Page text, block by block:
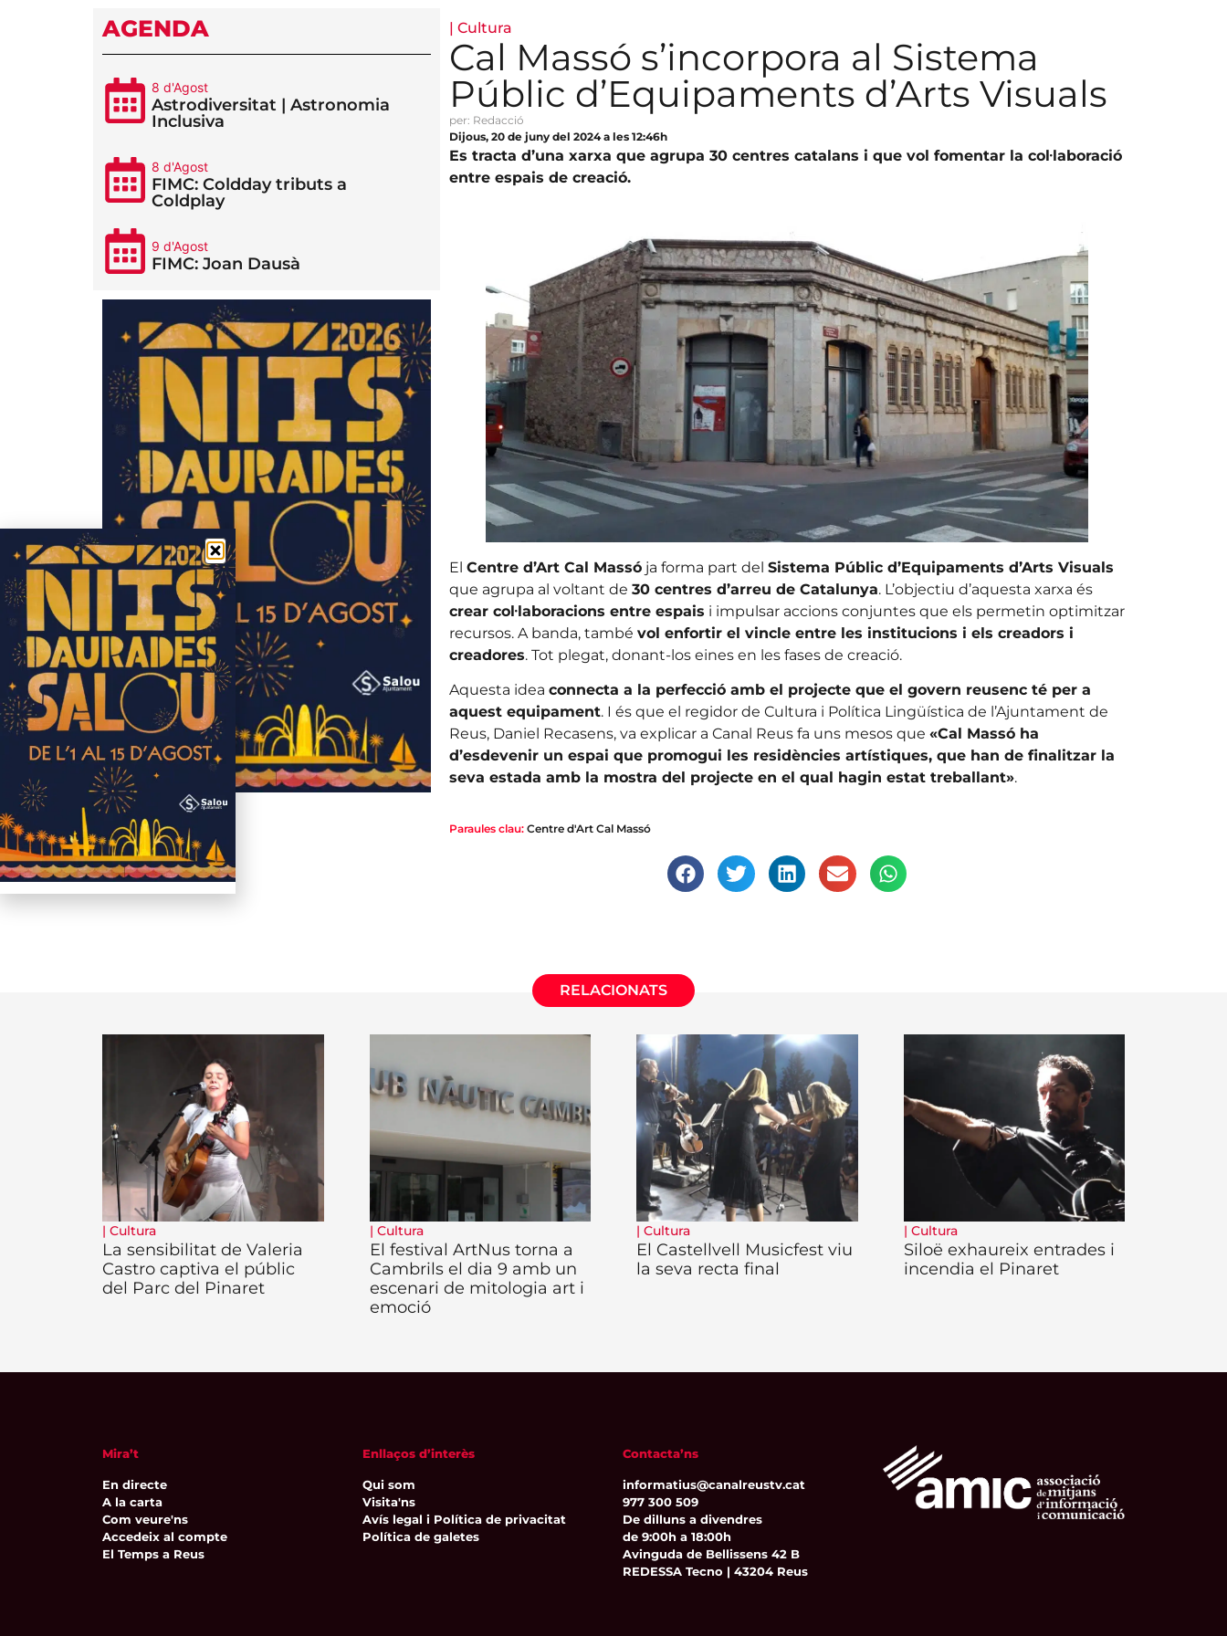
AGENDA
8 d'Agost
Astrodiversitat | Astronomia
Inclusiva
8 d'Agost
FIMC: Coldday tributs a
Coldplay
9 d'Agost
FIMC: Joan Dausà
| Cultura
Cal Massó s’incorpora al Sistema
Públic d’Equipaments d’Arts Visuals
per: Redacció
Dijous, 20 de juny del 2024 a les 12:46h
Es tracta d’una xarxa que agrupa 30 centres catalans i que vol fomentar la col·laboració
entre espais de creació.
El Centre d’Art Cal Massója forma part del Sistema Públic d’Equipaments d’Arts Visuals
que agrupa al voltant de 30 centres d’arreu de Catalunya. L’objectiu d’aquesta xarxa és
crear col·laboracions entre espais i impulsar accions conjuntes que els permetin optimitzar
recursos. A banda, també vol enfortir el vincle entre les institucions i els creadors i
creadores. Tot plegat, donant-los eines en les fases de creació.
Aquesta idea connecta a la perfecció amb el projecte que el govern reusenc té per a
aquest equipament. I és que el regidor de Cultura i Política Lingüística de l’Ajuntament de
Reus, Daniel Recasens, va explicar a Canal Reus fa uns mesos que «Cal Massó ha
d’esdevenir un espai que promogui les residències artístiques, que han de finalitzar la
seva estada amb la mostra del projecte en el qual hagin estat treballant».
Paraules clau: Centre d'Art Cal Massó
RELACIONATS
| Cultura
La sensibilitat de Valeria
Castro captiva el públic
del Parc del Pinaret
| Cultura
El festival ArtNus torna a
Cambrils el dia 9 amb un
escenari de mitologia art i
emoció
| Cultura
El Castellvell Musicfest viu
la seva recta final
| Cultura
Siloë exhaureix entrades i
incendia el Pinaret
Mira’t
En directe
A la carta
Com veure'ns
Accedeix al compte
El Temps a Reus
Enllaços d’interès
Qui som
Visita'ns
Avís legal i Política de privacitat
Política de galetes
Contacta’ns
informatius@canalreustv.cat
977 300 509
De dilluns a divendres
de 9:00h a 18:00h
Avinguda de Bellissens 42 B
REDESSA Tecno | 43204 Reus